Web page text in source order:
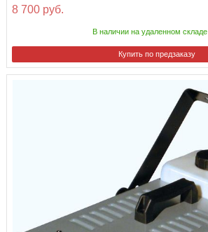
8 700 руб.
В наличии на удаленном складе
Купить по предзаказу